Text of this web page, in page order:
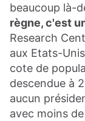
beaucoup là-
règne, c'est
Research
aux Etats-
cote de
descendue à
aucun
avec moins